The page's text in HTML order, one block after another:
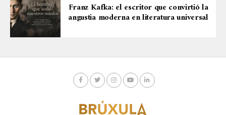
Franz Kafka: el escritor que convirtió la
angustia moderna en literatura universal